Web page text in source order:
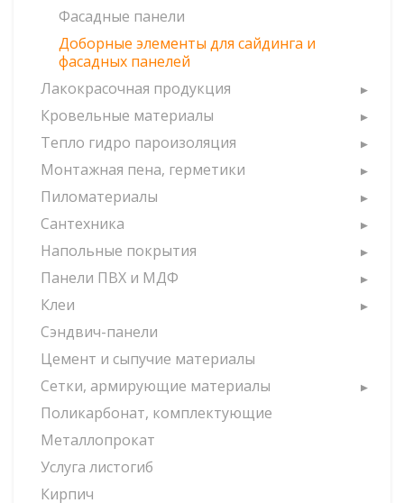
Фасадные панели
Доборные элементы для сайдинга и
фасадных панелей
Лакокрасочная продукция
Кровельные материалы
Тепло гидро пароизоляция
Монтажная пена, герметики
Пиломатериалы
Сантехника
Напольные покрытия
Панели ПВХ и МДФ
Клеи
Сэндвич-панели
Цемент и сыпучие материалы
Сетки, армирующие материалы
Поликарбонат, комплектующие
Металлопрокат
Услуга листогиб
Кирпич